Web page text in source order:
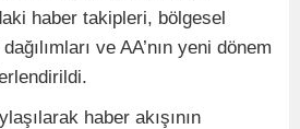
haber takipleri, bölgesel
ve AA’nın yeni dönem
haber akışının